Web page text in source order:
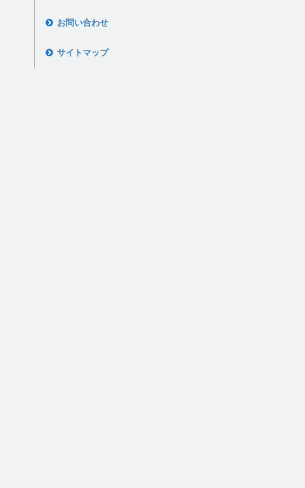
お問い合わせ
サイトマップ